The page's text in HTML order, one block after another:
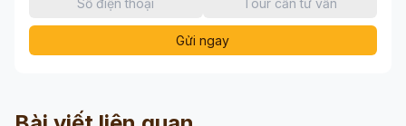
Gửi ngay